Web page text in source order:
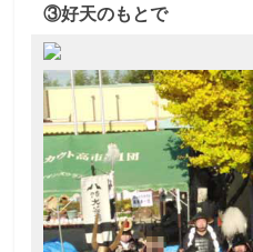
③好天のもとで